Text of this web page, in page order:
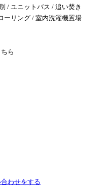
/ ユニットバス / 追い焚き
ーリング / 室内洗濯機置場
ら
合わせをする